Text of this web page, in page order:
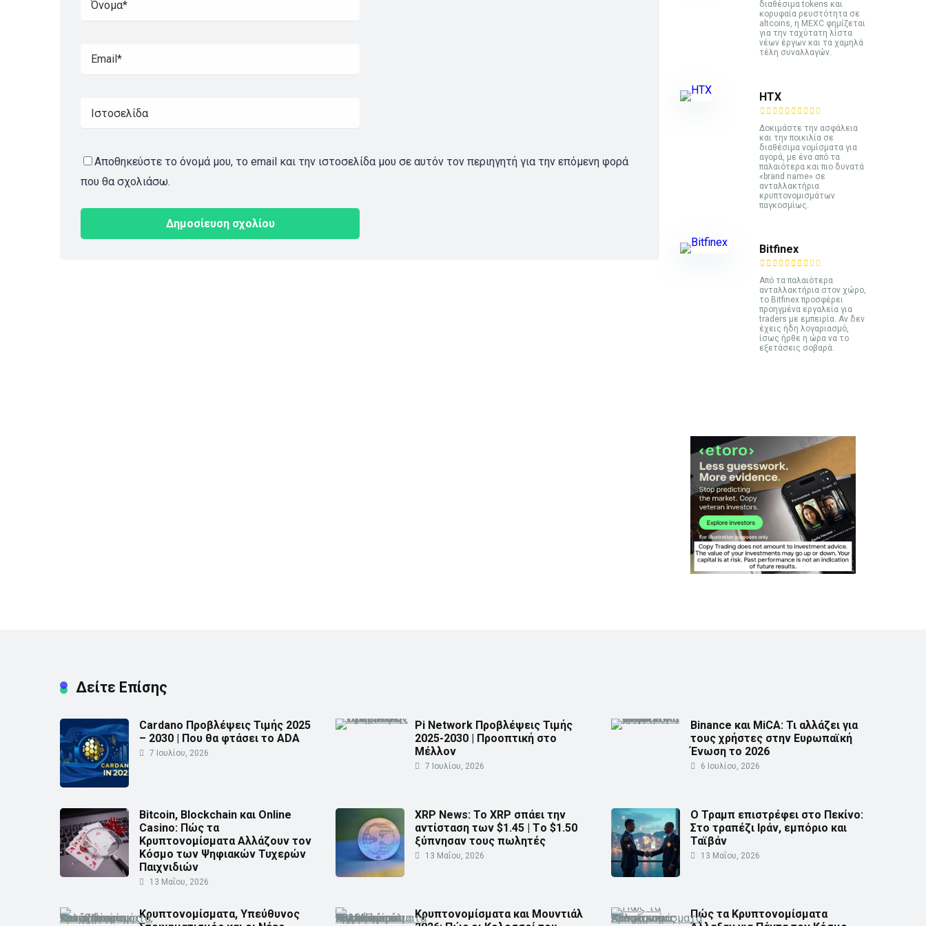
Αποθηκεύστε το όνομά μου, το email και την ιστοσελίδα μου σε αυτόν τον περιηγητή για την επόμενη φορά
που θα σχολιάσω.
διαθέσιμα tokens και
κορυφαία ρευστότητα σε
altcoins, η MEXC φημίζεται
για την ταχύτατη λίστα
νέων έργων και τα χαμηλά
τέλη συναλλαγών.
HTX
Δοκιμάστε την ασφάλεια
και την ποικιλία σε
διαθέσιμα νομίσματα για
αγορά, με ένα από τα
παλαιότερα και πιο δυνατά
«brand name» σε
ανταλλακτήρια
κρυπτονομισμάτων
παγκοσμίως.
Bitfinex
Από τα παλαιότερα
ανταλλακτήρια στον χώρο,
το Bitfinex προσφέρει
προηγμένα εργαλεία για
traders με εμπειρία. Αν δεν
έχεις ήδη λογαριασμό,
ίσως ήρθε η ώρα να το
εξετάσεις σοβαρά.
Δείτε Επίσης
Cardano Προβλέψεις Τιμής 2025
– 2030 | Που θα φτάσει το ADA
7 Ιουλίου, 2026
Pi Network Προβλέψεις Τιμής
2025-2030 | Προοπτική στο
Μέλλον
7 Ιουλίου, 2026
Binance και MiCA: Τι αλλάζει για
τους χρήστες στην Ευρωπαϊκή
Ένωση το 2026
6 Ιουλίου, 2026
Bitcoin, Blockchain και Online
Casino: Πώς τα
Κρυπτονομίσματα Αλλάζουν τον
Κόσμο των Ψηφιακών Τυχερών
Παιχνιδιών
13 Μαΐου, 2026
XRP News: Το XRP σπάει την
αντίσταση των $1.45 | Τo $1.50
ξύπνησαν τους πωλητές
13 Μαΐου, 2026
Ο Τραμπ επιστρέφει στο Πεκίνο:
Στο τραπέζι Ιράν, εμπόριο και
Ταϊβάν
13 Μαΐου, 2026
Κρυπτονομίσματα, Υπεύθυνος
Κρυπτονομίσματα και Μουντιάλ
Πώς τα Κρυπτονομίσματα